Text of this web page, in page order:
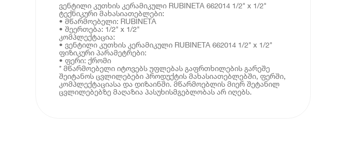
ვენტილი კუთხის კერამიკული RUBINETA 662014 1/2" x 1/2"
ტექნიკური მახასიათებლები:
• მწარმოებელი: RUBINETA
• შეერთება: 1/2" x 1/2"
კომპლექტაცია:
• ვენტილი კუთხის კერამიკული RUBINETA 662014 1/2" x 1/2"
ფიზიკური პარამეტრები:
• ფერი: ქრომი
* მწარმოებელი იტოვებს უფლებას გაფრთხილების გარეშე
შეიტანოს ცვლილებები პროდუქტის მახასიათებლებში, ფერში,
კომპლექტაციასა და დიზაინში. მწარმოებლის მიერ შეტანილ
ცვლილებებზე მაღაზია პასუხისმგებლობას არ იღებს.